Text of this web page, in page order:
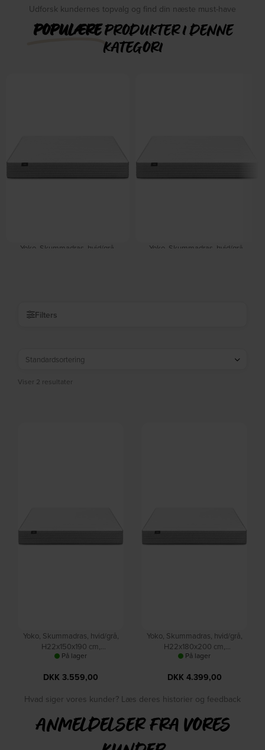
Udforsk kundernes topvalg og find din næste must-have
POPULÆREPRODUKTER I DENNE
KATEGORI
Yoko, Skummadras, hvid/grå,
Yoko, Skummadras, hvid/grå,
Filters
Viser 2 resultater
Yoko, Skummadras, hvid/grå,
H22x150x190 cm,
memoryskum, stof by Kave
På lager
DKK 3.559,00
Yoko, Skummadras, hvid/grå,
H22x180x200 cm,
memoryskum, stof by Kave
På lager
DKK4.399,00
Hvad siger vores kunder? Læs deres historier og feedback
ANMELDELSER FRA VORES